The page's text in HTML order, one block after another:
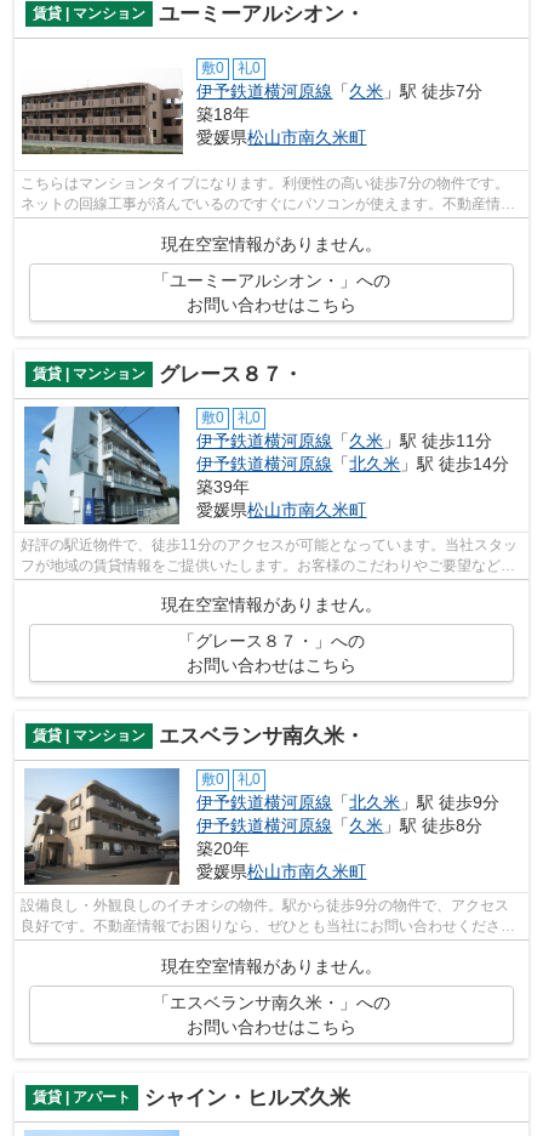
賃貸 | マンション ユーミーアルシオン・
敷0 礼0
伊予鉄道横河原線 「久米 」駅 徒歩7分
築18年
愛媛県松山市南久米町
こちらはマンションタイプになります。利便性の高い徒歩7分の物件です。
ネットの回線工事が済んでいるのですぐにパソコンが使えます。不動産情報
でお困りなら、ぜひとも当社にお問い合...
現在空室情報がありません。
「ユーミーアルシオン・」への
お問い合わせはこちら
賃貸 | マンション グレース８７・
敷0 礼0
伊予鉄道横河原線 「久米 」駅 徒歩11分
伊予鉄道横河原線 「北久米 」駅 徒歩14分
築39年
愛媛県松山市南久米町
好評の駅近物件で、徒歩11分のアクセスが可能となっています。当社スタッ
フが地域の賃貸情報をご提供いたします。お客様のこだわりやご要望などご
ざいましたら、お気軽に当社へお問い...
現在空室情報がありません。
「グレース８７・」への
お問い合わせはこちら
賃貸 | マンション エスベランサ南久米・
敷0 礼0
伊予鉄道横河原線 「北久米 」駅 徒歩9分
伊予鉄道横河原線 「久米 」駅 徒歩8分
築20年
愛媛県松山市南久米町
設備良し・外観良しのイチオシの物件。駅から徒歩9分の物件で、アクセス
良好です。不動産情報でお困りなら、ぜひとも当社にお問い合わせくださ
現在空室情報がありません。
「エスベランサ南久米・」への
お問い合わせはこちら
賃貸 | アパート シャイン・ヒルズ久米